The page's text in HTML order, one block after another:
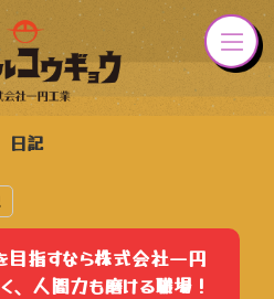
日記
目指すなら株式会社一円
、人間力も磨ける職場！